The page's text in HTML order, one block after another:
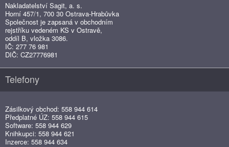
Nakladatelství Sagit, a. s.
Horní 457/1, 700 30 Ostrava-Hrabůvka
Společnost je zapsaná v obchodním
rejstříku vedeném KS v Ostravě,
oddíl B, vložka 3086.
IČ: 277 76 981
DIČ: CZ27776981
Telefony
Zásilkový obchod: 558 944 614
Předplatné ÚZ: 558 944 615
Software: 558 944 629
Knihkupci: 558 944 621
Inzerce: 558 944 634